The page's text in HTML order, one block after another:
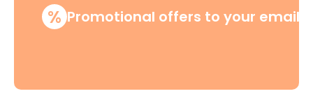
% Promotional offers to your email